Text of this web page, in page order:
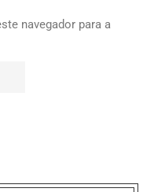
navegador para a